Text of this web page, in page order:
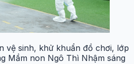
vệ sinh, khử khuẩn đồ chơi, lớp
Mầm non Ngô Thì Nhậm sáng